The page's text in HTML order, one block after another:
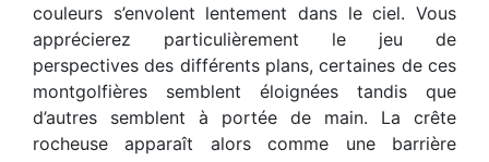
couleurs s’envolent lentement dans le ciel. Vous
apprécierez particulièrement le jeu de
perspectives des différents plans, certaines de ces
montgolfières semblent éloignées tandis que
d’autres semblent à portée de main. La crête
rocheuse apparaît alors comme une barrière